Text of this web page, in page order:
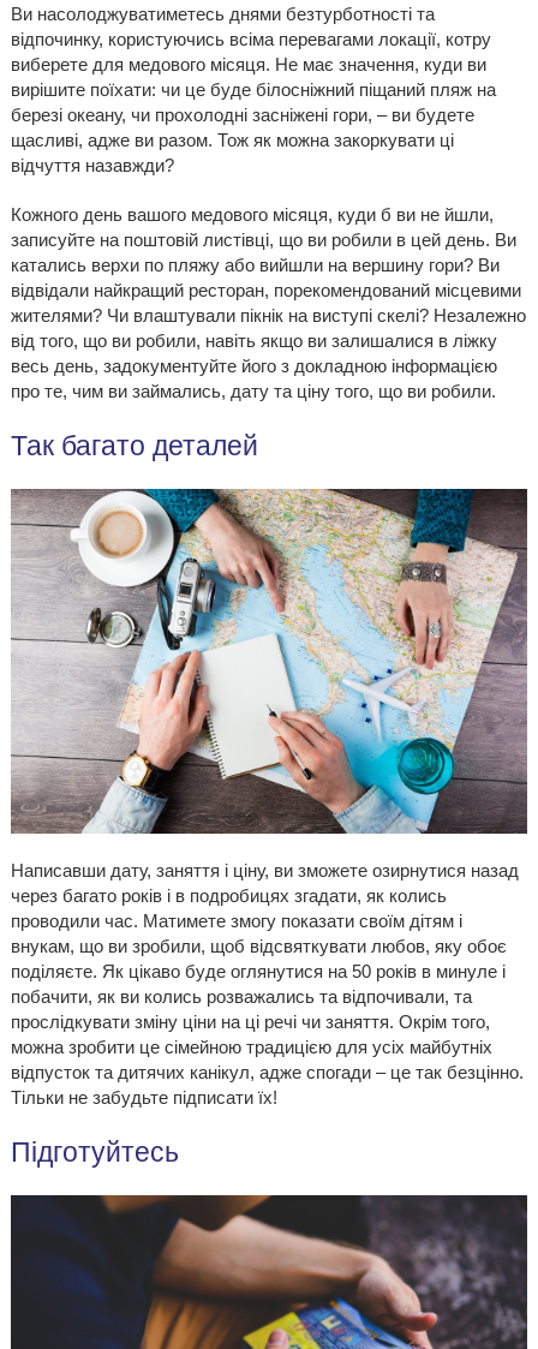
Ви насолоджуватиметесь днями безтурботності та
відпочинку, користуючись всіма перевагами локації, котру
виберете для медового місяця. Не має значення, куди ви
вирішите поїхати: чи це буде білосніжний піщаний пляж на
березі океану, чи прохолодні засніжені гори, – ви будете
щасливі, адже ви разом. Тож як можна закоркувати ці
відчуття назавжди?
Кожного день вашого медового місяця, куди б ви не йшли,
записуйте на поштовій листівці, що ви робили в цей день. Ви
катались верхи по пляжу або вийшли на вершину гори? Ви
відвідали найкращий ресторан, порекомендований місцевими
жителями? Чи влаштували пікнік на виступі скелі? Незалежно
від того, що ви робили, навіть якщо ви залишалися в ліжку
весь день, задокументуйте його з докладною інформацією
про те, чим ви займались, дату та ціну того, що ви робили.
Так багато деталей
Написавши дату, заняття і ціну, ви зможете озирнутися назад
через багато років і в подробицях згадати, як колись
проводили час. Матимете змогу показати своїм дітям і
внукам, що ви зробили, щоб відсвяткувати любов, яку обоє
поділяєте. Як цікаво буде оглянутися на 50 років в минуле і
побачити, як ви колись розважались та відпочивали, та
прослідкувати зміну ціни на ці речі чи заняття. Окрім того,
можна зробити це сімейною традицією для усіх майбутніх
відпусток та дитячих канікул, адже спогади – це так безцінно.
Тільки не забудьте підписати їх!
Підготуйтесь